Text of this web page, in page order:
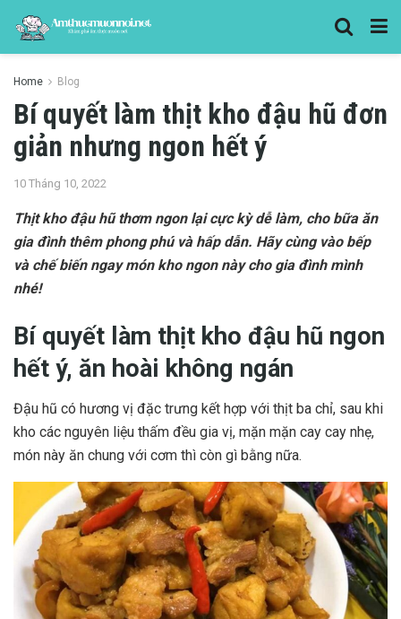
Home Blog
Bí quyết làm thịt kho đậu hũ đơn
giản nhưng ngon hết ý
10 Tháng 10, 2022
Thịt kho đậu hũ thơm ngon lại cực kỳ dễ làm, cho bữa ăn
gia đình thêm phong phú và hấp dẫn. Hãy cùng vào bếp
và chế biến ngay món kho ngon này cho gia đình mình
nhé!
Bí quyết làm thịt kho đậu hũ ngon
hết ý, ăn hoài không ngán
Đậu hũ có hương vị đặc trưng kết hợp với thịt ba chỉ, sau khi
kho các nguyên liệu thấm đều gia vị, mặn mặn cay cay nhẹ,
món này ăn chung với cơm thì còn gì bằng nữa.